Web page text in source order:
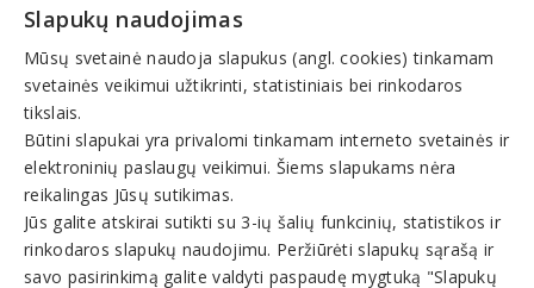
Atlyginimų vidurkis:
974,91 € (2026 m. 06 mėn.)
SoDra įmokų suma:
2 563,19 € (2026 m. 06 mėn.)
Apyvarta:
633 804 €, pelnas po mokesčių 1,2 % (2024 m.)
Skola Sodrai:
21.69 € (nuo 2026-07-27 dienos)
Slapukų naudojimas
Mūsų svetainė naudoja slapukus (angl. cookies) tinkamam
svetainės veikimui užtikrinti, statistiniais bei rinkodaros
tikslais.
Būtini slapukai yra privalomi tinkamam interneto svetainės ir
elektroninių paslaugų veikimui. Šiems slapukams nėra
reikalingas Jūsų sutikimas.
Jūs galite atskirai sutikti su 3-ių šalių funkcinių, statistikos ir
rinkodaros slapukų naudojimu. Peržiūrėti slapukų sąrašą ir
savo pasirinkimą galite valdyti paspaudę mygtuką "Slapukų